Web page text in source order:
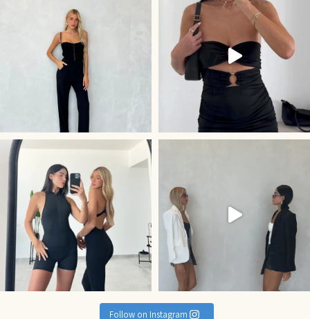
Follow on Instagram